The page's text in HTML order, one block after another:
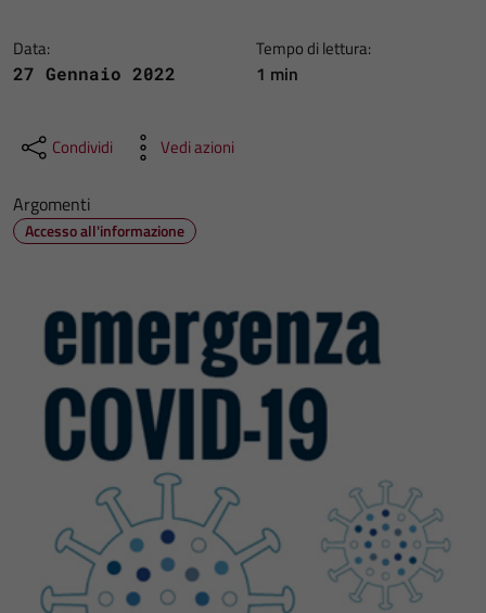
Data:
27 Gennaio 2022
Tempo di lettura:
1 min
Condividi Vedi azioni
Argomenti
Accesso all'informazione